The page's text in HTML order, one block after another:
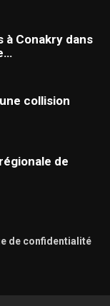
à Conakry dans
collision
de
de confidentialité